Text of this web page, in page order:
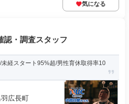
気になる
認・調査スタッフ
経スタート95%超/男性育休取得率10
広長町